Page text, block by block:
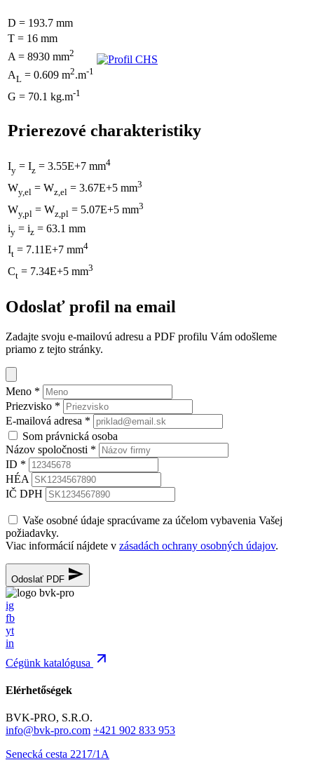
D = 193.7 mm
T = 16 mm
A = 8930 mm2
AL = 0.609 m2.m-1
G = 70.1 kg.m-1
Prierezové charakteristiky
Iy = Iz = 3.55E+7 mm4
Wy,el = Wz,el = 3.67E+5 mm3
Wy,pl = Wz,pl = 5.07E+5 mm3
iy = iz = 63.1 mm
It = 7.11E+7 mm4
Ct = 7.34E+5 mm3
Odoslať profil na email
Zadajte svoju e-mailovú adresu a PDF profilu Vám odošleme
priamo z tejto stránky.
Meno *
Priezvisko *
E-mailová adresa *
Som právnická osoba
Názov spoločnosti *
ID *
HÉA
IČ DPH
Vaše osobné údaje spracúvame za účelom vybavenia Vašej
požiadavky.
Viac informácií nájdete v zásadách ochrany osobných údajov.
Odoslať PDF
ig
fb
yt
in
Cégünk katalógusa
Elérhetőségek
BVK-PRO, S.R.O.
info@bvk-pro.com +421 902 833 953
Senecká cesta 2217/1A